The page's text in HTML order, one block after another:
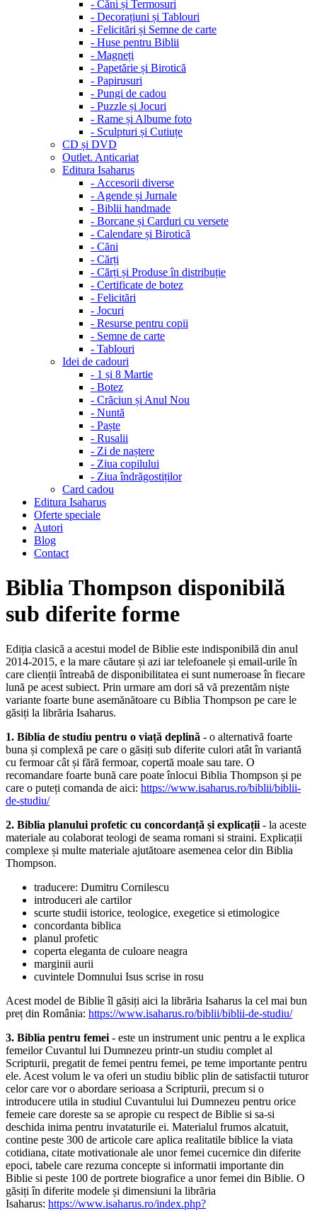
- Căni și Termosuri
- Decorațiuni și Tablouri
- Felicitări și Semne de carte
- Huse pentru Biblii
- Magneți
- Papetărie și Birotică
- Papirusuri
- Pungi de cadou
- Puzzle și Jocuri
- Rame și Albume foto
- Sculpturi și Cutiuțe
CD și DVD
Outlet. Anticariat
Editura Isaharus
- Accesorii diverse
- Agende și Jurnale
- Biblii handmade
- Borcane și Carduri cu versete
- Calendare și Birotică
- Căni
- Cărți
- Cărți și Produse în distribuție
- Certificate de botez
- Felicitări
- Jocuri
- Resurse pentru copii
- Semne de carte
- Tablouri
Idei de cadouri
- 1 și 8 Martie
- Botez
- Crăciun și Anul Nou
- Nuntă
- Paște
- Rusalii
- Zi de naștere
- Ziua copilului
- Ziua îndrăgostiților
Card cadou
Editura Isaharus
Oferte speciale
Autori
Blog
Contact
Biblia Thompson disponibilă
sub diferite forme
Ediția clasică a acestui model de Biblie este indisponibilă din anul
2014-2015, e la mare căutare și azi iar telefoanele și email-urile în
care clienții întreabă de disponibilitatea ei sunt numeroase în fiecare
lună pe acest subiect. Prin urmare am dori să vă prezentăm niște
variante foarte bune asemănătoare cu Biblia Thompson pe care le
găsiți la librăria Isaharus.
1. Biblia de studiu pentru o viață deplină - o alternativă foarte
buna și complexă pe care o găsiți sub diferite culori atât în variantă
cu fermoar cât și fără fermoar, copertă moale sau tare. O
recomandare foarte bună care poate înlocui Biblia Thompson și pe
care o puteți comanda de aici: https://www.isaharus.ro/biblii/biblii-
de-studiu/
2. Biblia planului profetic cu concordanță și explicații - la aceste
materiale au colaborat teologi de seama romani si straini. Explicații
complexe și multe materiale ajutătoare asemenea celor din Biblia
Thompson.
traducere: Dumitru Cornilescu
introduceri ale cartilor
scurte studii istorice, teologice, exegetice si etimologice
concordanta biblica
planul profetic
coperta eleganta de culoare neagra
marginii aurii
cuvintele Domnului Isus scrise in rosu
Acest model de Biblie îl găsiți aici la librăria Isaharus la cel mai bun
preț din România: https://www.isaharus.ro/biblii/biblii-de-studiu/
3. Biblia pentru femei - este un instrument unic pentru a le explica
femeilor Cuvantul lui Dumnezeu printr-un studiu complet al
Scripturii, pregatit de femei pentru femei, pe teme importante pentru
ele. Acest volum le va oferi un studiu biblic plin de satisfactii tuturor
celor care vor o abordare serioasa a Scripturii, precum si o
introducere utila in studiul Cuvantului lui Dumnezeu pentru orice
femeie care doreste sa se apropie cu respect de Biblie si sa-si
deschida inima pentru invataturile ei. Materialul frumos alcatuit,
contine peste 300 de articole care aplica realitatile biblice la viata
cotidiana, citate motivationale ale unor femei cucernice din diferite
epoci, tabele care rezuma concepte si informatii importante din
Biblie si peste 100 de portrete biografice a unor femei din Biblie. O
găsiți în diferite modele și dimensiuni la librăria
Isaharus: https://www.isaharus.ro/index.php?